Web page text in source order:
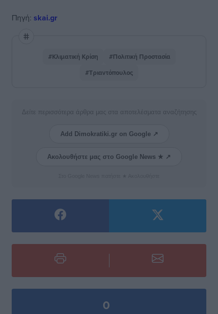
Πηγή: skai.gr
#Κλιματική Κρίση
#Πολιτική Προστασία
#Τριαντόπουλος
Δείτε περισσότερα άρθρα μας στα αποτελέσματα αναζήτησης
Add Dimokratiki.gr on Google ↗
Ακολουθήστε μας στο Google News ★ ↗
0